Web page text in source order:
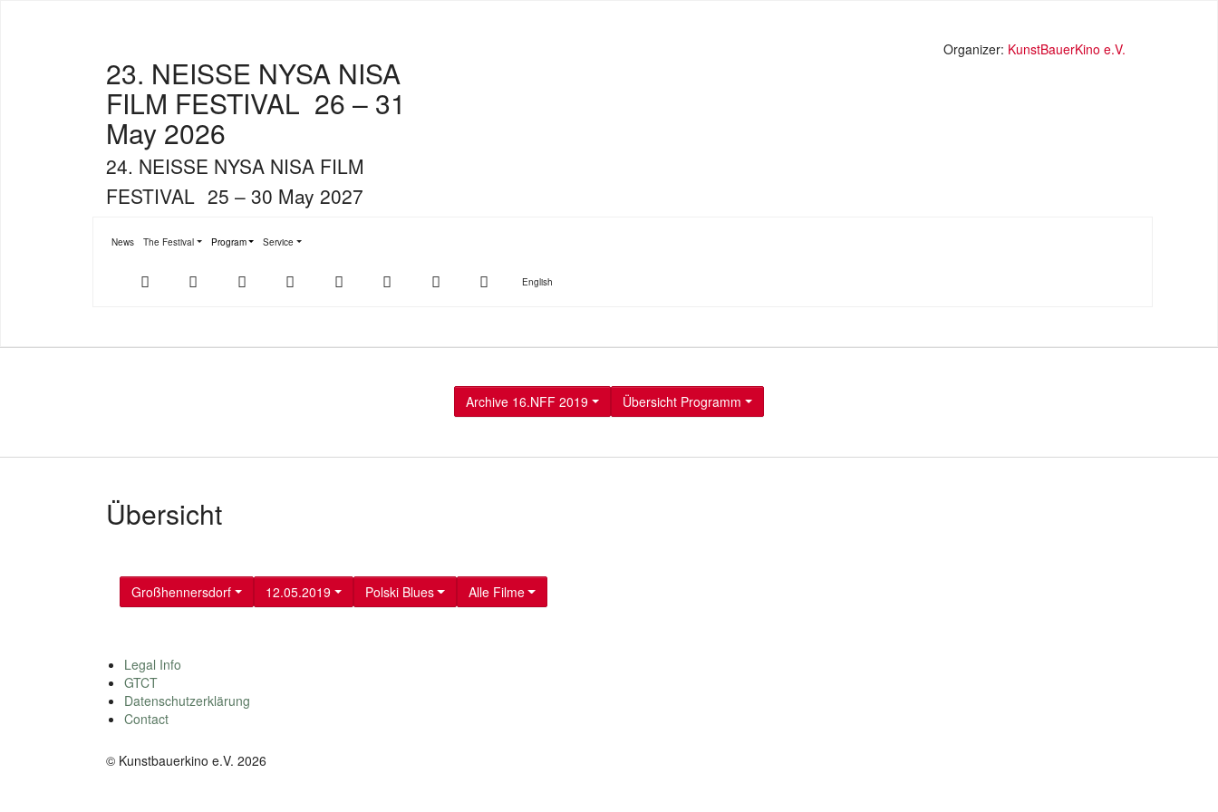
23. NEISSE NYSA NISA
FILM FESTIVAL 26 – 31
May 2026
24. NEISSE NYSA NISA FILM
FESTIVAL 25 – 30 May 2027
Organizer: KunstBauerKino e.V.
News The Festival
Submenu for "The Festival"
Program
Submenu for "Program"
Service
Submenu for "Service"
Store
Play
Youtube Facebook Twitter Instagram SucheEnglish
Archive 16.NFF 2019 Übersicht Programm
Übersicht
Großhennersdorf 12.05.2019 Polski Blues Alle Filme
Legal Info
GTCT
Datenschutzerklärung
Contact
© Kunstbauerkino e.V. 2026